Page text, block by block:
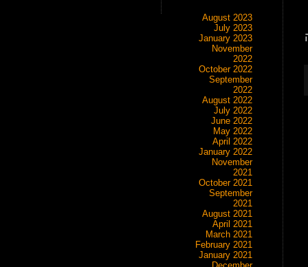
August 2023
July 2023
January 2023
November
2022
October 2022
September
2022
August 2022
July 2022
June 2022
May 2022
April 2022
January 2022
November
2021
October 2021
September
2021
August 2021
April 2021
March 2021
February 2021
January 2021